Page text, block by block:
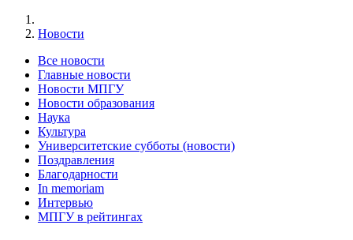
Новости
Все новости
Главные новости
Новости МПГУ
Новости образования
Наука
Культура
Университетские субботы (новости)
Поздравления
Благодарности
In memoriam
Интервью
МПГУ в рейтингах